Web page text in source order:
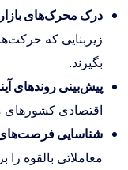
درک محرک‌های
زیربنایی که
بگیرند.
پیش‌بینی روندهای
اقتصادی کشورهای
شناسایی فرصت‌های
معاملاتی بالقوه